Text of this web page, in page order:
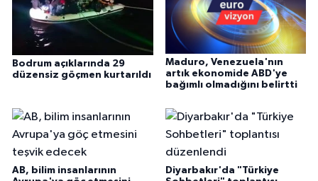
Bodrum açıklarında 29
düzensiz göçmen kurtarıldı
Maduro, Venezuela'nın
artık ekonomide ABD'ye
bağımlı olmadığını belirtti
AB, bilim insanlarının
Diyarbakır'da "Türkiye